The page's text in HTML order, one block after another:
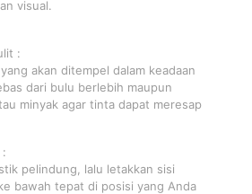
visual.
:
akan ditempel dalam keadaan
dari bulu berlebih maupun
minyak agar tinta dapat meresap
pelindung, lalu letakkan sisi
bawah tepat di posisi yang Anda